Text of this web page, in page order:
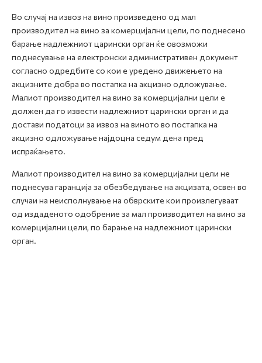
Во случај на извоз на вино произведено од мал
производител на вино за комерцијални цели, по поднесено
барање надлежниот царински орган ќе овозможи
поднесување на електронски административен документ
согласно одредбите со кои е уредено движењето на
акцизните добра во постапка на акцизно одложување.
Малиот производител на вино за комерцијални цели е
должен да го извести надлежниот царински орган и да
достави податоци за извоз на виното во постапка на
акцизно одложување најдоцна седум дена пред
испраќањето.
Малиот производител на вино за комерцијални цели не
поднесува гаранција за обезбедување на акцизата, освен во
случаи на неисполнување на обврските кои произлегуваат
од издаденото одобрение за мал производител на вино за
комерцијални цели, по барање на надлежниот царински
орган.